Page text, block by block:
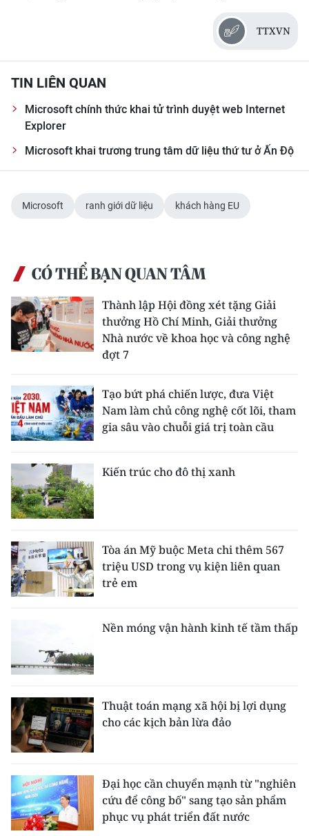
Duyên hải Nam Trung Bộ và Tây
Đông Nam Bộ
Đồng bằng sông Cửu Long
Chuyên trang TP. Hồ Chí Minh
CÁC CHUYÊN TRANG
VỀ BÁO NHÂN DÂN
NHÂN DÂN CUỐI TUẦN
NHÂN DÂN HẰNG THÁNG
ĐỌC BÁO IN
中文
ESPAÑOL
한국어
TTXVN
TIN LIÊN QUAN
Microsoft chính thức khai tử trình duyệt web Internet
Explorer
Microsoft khai trương trung tâm dữ liệu thứ tư ở Ấn Độ
Microsoft ranh giới dữ liệu khách hàng EU
CÓ THỂ BẠN QUAN TÂM
Thành lập Hội đồng xét tặng Giải
thưởng Hồ Chí Minh, Giải thưởng
Nhà nước về khoa học và công nghệ
đợt 7
Tạo bứt phá chiến lược, đưa Việt
Nam làm chủ công nghệ cốt lõi, tham
gia sâu vào chuỗi giá trị toàn cầu
Kiến trúc cho đô thị xanh
Tòa án Mỹ buộc Meta chi thêm 567
triệu USD trong vụ kiện liên quan
trẻ em
Nền móng vận hành kinh tế tầm thấp
Thuật toán mạng xã hội bị lợi dụng
cho các kịch bản lừa đảo
Đại học cần chuyển mạnh từ "nghiên
cứu để công bố" sang tạo sản phẩm
phục vụ phát triển đất nước